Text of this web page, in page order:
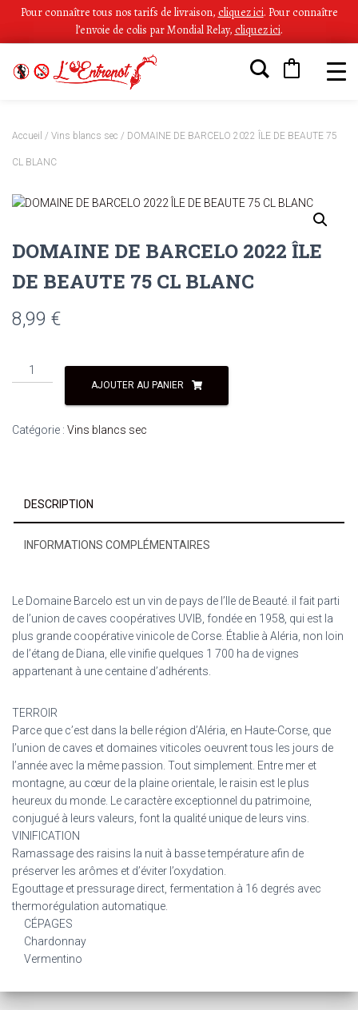
Pour connaître tous nos tarifs de livraison, cliquez ici. Pour connaître
l’envoie de colis par Mondial Relay, cliquez ici.
Accueil / Vins blancs sec / DOMAINE DE BARCELO 2022 ÎLE DE BEAUTE 75
CL BLANC
DOMAINE DE BARCELO 2022 ÎLE
DE BEAUTE 75 CL BLANC
8,99 €
AJOUTER AU PANIER
Catégorie : Vins blancs sec
DESCRIPTION
INFORMATIONS COMPLÉMENTAIRES
Le Domaine Barcelo est un vin de pays de l’Ile de Beauté. il fait parti
de l’union de caves coopératives UVIB, fondée en 1958, qui est la
plus grande coopérative vinicole de Corse. Établie à Aléria, non loin
de l’étang de Diana, elle vinifie quelques 1 700 ha de vignes
appartenant à une centaine d’adhérents.
TERROIR
Parce que c’est dans la belle région d’Aléria, en Haute-Corse, que
l’union de caves et domaines viticoles oeuvrent tous les jours de
l’année avec la même passion. Tout simplement. Entre mer et
montagne, au cœur de la plaine orientale, le raisin est le plus
heureux du monde. Le caractère exceptionnel du patrimoine,
conjugué à leurs valeurs, font la qualité unique de leurs vins.
VINIFICATION
Ramassage des raisins la nuit à basse température afin de
préserver les arômes et d’éviter l’oxydation.
Egouttage et pressurage direct, fermentation à 16 degrés avec
thermorégulation automatique.
CÉPAGES
Chardonnay
Vermentino